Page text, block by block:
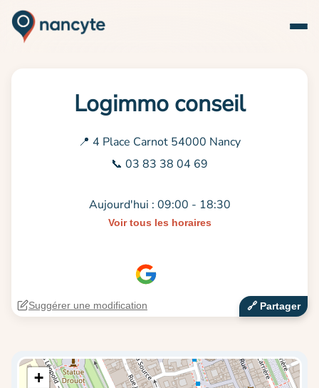
Logimmo conseil
📍 4 Place Carnot 54000 Nancy
📞 03 83 38 04 69
Aujourd'hui : 09:00 - 18:30
Voir tous les horaires
🔗‍️ Partager
Suggérer une modification
+